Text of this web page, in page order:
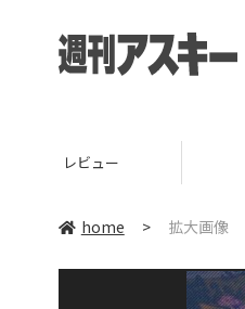
レビュー
home > 拡大画像